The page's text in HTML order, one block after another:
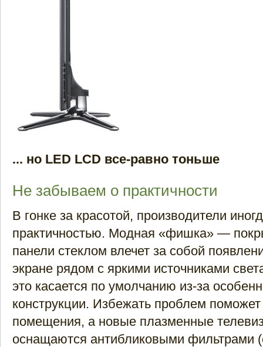
... но LED LCD все-равно тоньше
Не забываем о практичности
В гонке за красотой, производители
практичностью. Модная «фишка» —
панели стеклом влечет за собой
экране рядом с яркими источниками
это касается по умолчанию из-за
конструкции. Избежать проблем
помещения, а новые плазменные
оснащаются антибликовыми фильтрами